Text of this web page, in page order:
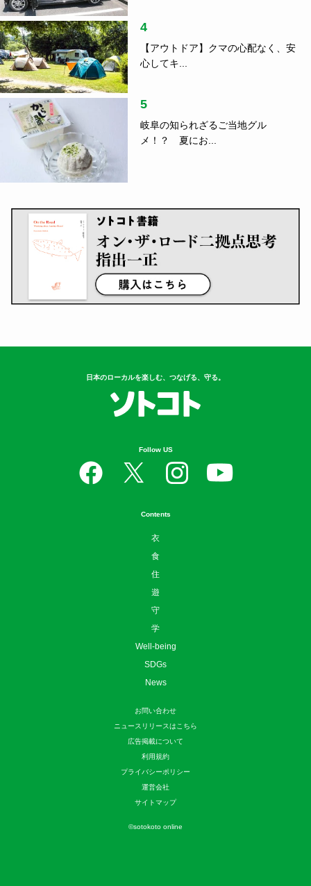
4
【アウトドア】クマの心配なく、安
心してキ...
5
岐阜の知られざるご当地グル
メ！？ 夏にお...
日本のローカルを楽しむ、つなげる、守る。
Follow US
Contents
衣
食
住
遊
守
学
Well-being
SDGs
News
お問い合わせ
ニュースリリースはこちら
広告掲載について
利用規約
プライバシーポリシー
運営会社
サイトマップ
©sotokoto online